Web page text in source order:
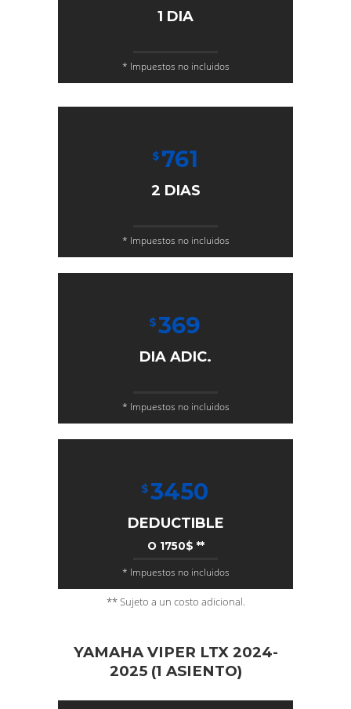
1 DIA
* Impuestos no incluidos
$ 761
2 DIAS
* Impuestos no incluidos
$369
DIA ADIC.
* Impuestos no incluidos
$3450
DEDUCTIBLE
O 1750$ **
* Impuestos no incluidos
** Sujeto a un costo adicional.
YAMAHA VIPER LTX 2024-
2025 (1 ASIENTO)